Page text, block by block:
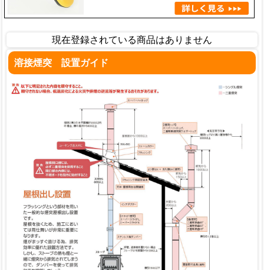
現在登録されている商品はありません
溶接煙突 設置ガイド